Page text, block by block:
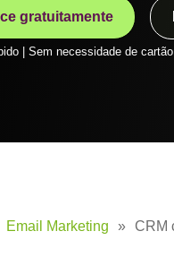
gratuitamente
| Sem necessidade de
Email Marketing » CRM